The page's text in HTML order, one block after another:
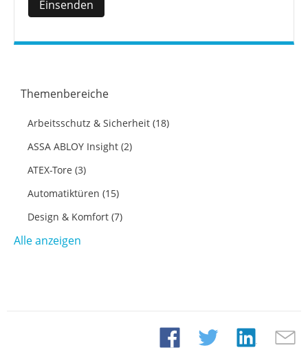
Themenbereiche
Arbeitsschutz & Sicherheit (18)
ASSA ABLOY Insight (2)
ATEX-Tore (3)
Automatiktüren (15)
Design & Komfort (7)
Alle anzeigen